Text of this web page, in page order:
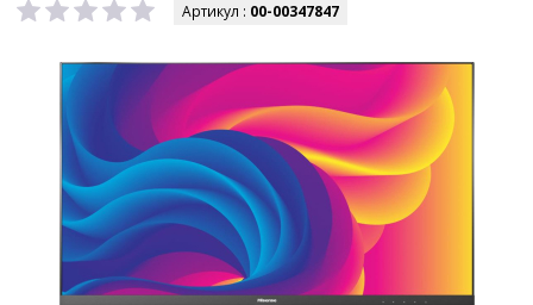
Артикул : 00-00347847